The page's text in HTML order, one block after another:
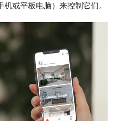
或平板电脑）来控制它们。